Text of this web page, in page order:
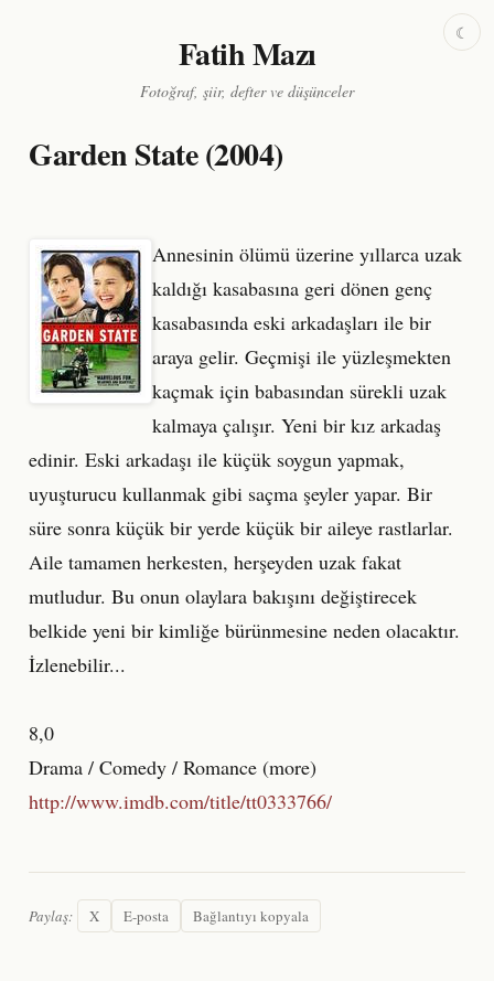
Fatih Mazı
Fotoğraf, şiir, defter ve düşünceler
Garden State (2004)
Annesinin ölümü üzerine yıllarca uzak
kaldığı kasabasına geri dönen genç
kasabasında eski arkadaşları ile bir
araya gelir. Geçmişi ile yüzleşmekten
kaçmak için babasından sürekli uzak
kalmaya çalışır. Yeni bir kız arkadaş
edinir. Eski arkadaşı ile küçük soygun yapmak,
uyuşturucu kullanmak gibi saçma şeyler yapar. Bir
süre sonra küçük bir yerde küçük bir aileye rastlarlar.
Aile tamamen herkesten, herşeyden uzak fakat
mutludur. Bu onun olaylara bakışını değiştirecek
belkide yeni bir kimliğe bürünmesine neden olacaktır.
İzlenebilir...
8,0
Drama / Comedy / Romance (more)
http://www.imdb.com/title/tt0333766/
Paylaş: X E-posta Bağlantıyı kopyala
☾